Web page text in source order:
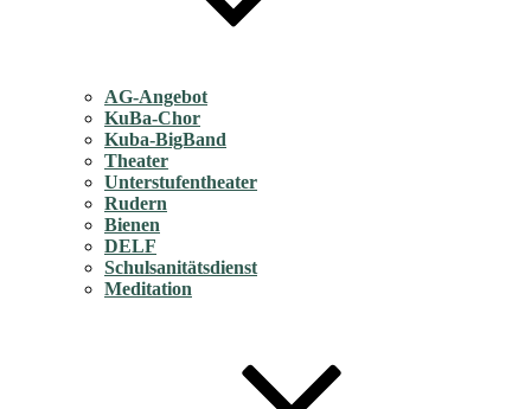
AG-Angebot
KuBa-Chor
Kuba-BigBand
Theater
Unterstufentheater
Rudern
Bienen
DELF
Schulsanitätsdienst
Meditation